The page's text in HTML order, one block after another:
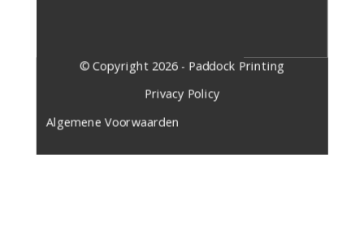
​© Copyright 2026 - Paddock Printing
​Privacy Policy
Algemene Voorwaarden